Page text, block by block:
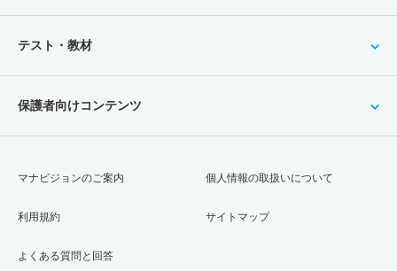
テスト・教材
保護者向けコンテンツ
マナビジョンのご案内
利用規約
よくある質問と回答
個人情報の取扱いについて
サイトマップ